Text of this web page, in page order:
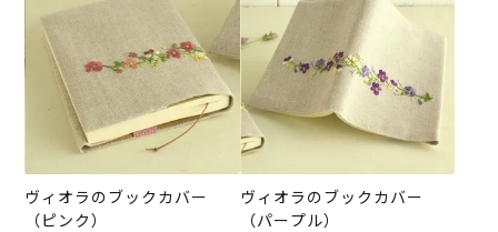
ヴィオラのブックカバー
（ピンク）
ヴィオラのブックカバー
（パープル）